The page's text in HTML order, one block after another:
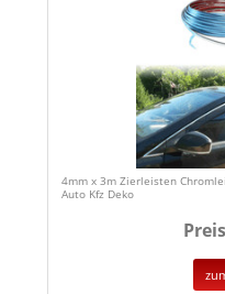
4mm x 3m Zierleisten
Auto Kfz Deko